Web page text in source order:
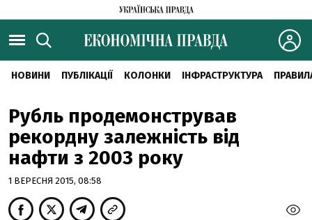
НОВИНИ ПУБЛІКАЦІЇ КОЛОНКИ ІНФРАСТРУКТУРА
Рубль продемонстрував
рекордну залежність від
нафти з 2003 року
1 ВЕРЕСНЯ 2015, 08:58